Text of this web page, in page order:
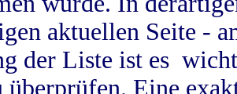
aktuellen Seite -
der Liste ist es
überprüfen. Eine